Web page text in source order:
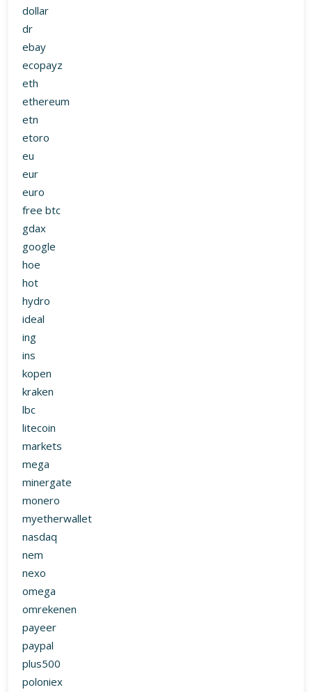
dollar
dr
ebay
ecopayz
eth
ethereum
etn
etoro
eu
eur
euro
free btc
gdax
google
hoe
hot
hydro
ideal
ing
ins
kopen
kraken
lbc
litecoin
markets
mega
minergate
monero
myetherwallet
nasdaq
nem
nexo
omega
omrekenen
payeer
paypal
plus500
poloniex